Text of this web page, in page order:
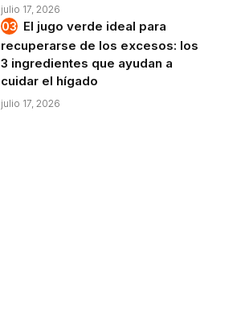
julio 17, 2026
El jugo verde ideal para
recuperarse de los excesos: los
3 ingredientes que ayudan a
cuidar el hígado
julio 17, 2026